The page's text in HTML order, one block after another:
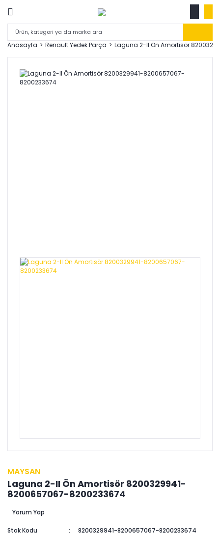
Anasayfa Renault Yedek Parça Laguna 2-II Ön Amortisör
MAYSAN
Laguna 2-II Ön Amortisör 8200329941-
8200657067-8200233674
Yorum Yap
Stok Kodu
8200329941-8200657067-8200233674